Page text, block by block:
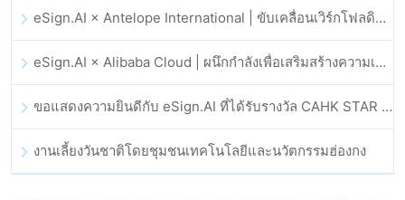
eSign.AI × Antelope International | ขับเคลื่อนเวิร์กโฟลดิจิทัลที่ปลอดภัยและขับเคลื่อนด้วย AI
eSign.AI × Alibaba Cloud | ผนึกกำลังเพื่อเสริมสร้างความเชื่อมั่นดิจิทัลระดับโลกสำหรับฟินเทค
ขอแสดงความยินดีกับ eSign.AI ที่ได้รับรางวัล CAHK STAR Award 2025
งานเลี้ยงวันชาติโดยชุมชนเทคโนโลยีและนวัตกรรมฮ่องกง